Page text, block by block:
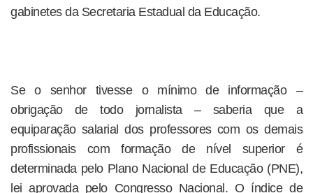
gabinetes da Secretaria Estadual da Educação.
Se o senhor tivesse o mínimo de informação –
obrigação de todo jornalista – saberia que a
equiparação salarial dos professores com os demais
profissionais com formação de nível superior é
determinada pelo Plano Nacional de Educação (PNE),
lei aprovada pelo Congresso Nacional. O índice de